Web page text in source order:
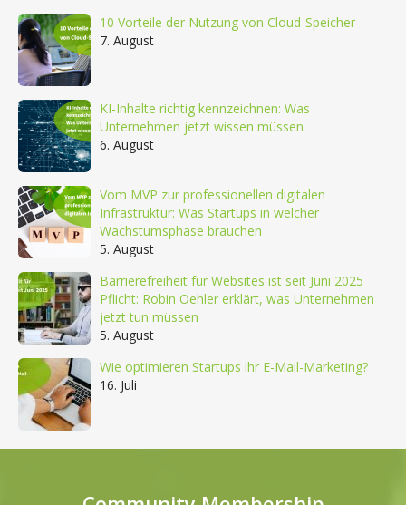
10 Vorteile der Nutzung von Cloud-Speicher
7. August
KI-Inhalte richtig kennzeichnen: Was
Unternehmen jetzt wissen müssen
6. August
Vom MVP zur professionellen digitalen
Infrastruktur: Was Startups in welcher
Wachstumsphase brauchen
5. August
Barrierefreiheit für Websites ist seit Juni 2025
Pflicht: Robin Oehler erklärt, was Unternehmen
jetzt tun müssen
5. August
Wie optimieren Startups ihr E-Mail-Marketing?
16. Juli